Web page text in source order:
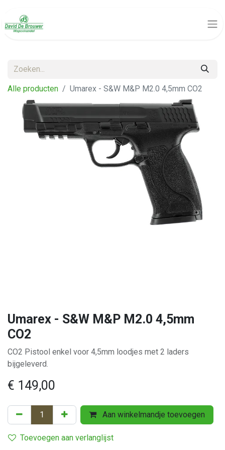
Alle producten Umarex - S&W M&P M2.0 4,5mm CO2
Umarex - S&W M&P M2.0 4,5mm
CO2
CO2 Pistool enkel voor 4,5mm loodjes met 2 laders
bijgeleverd.
€ 149,00
Aan winkelmandje toevoegen
Toevoegen aan verlanglijst